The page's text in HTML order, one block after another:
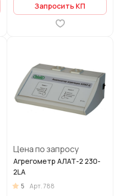
Запросить КП
Цена по запросу
Агрегометр АЛАТ-2 230-
2LA
5 Арт.788